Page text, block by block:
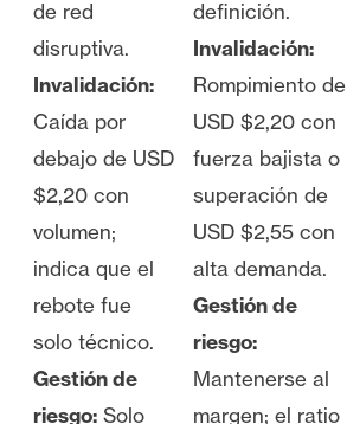
de red
disruptiva.
Invalidación:
Caída por
debajo de USD
$2,20 con
volumen;
indica que el
rebote fue
solo técnico.
Gestión de
riesgo: Solo
definición.
Invalidación:
Rompimiento de
USD $2,20 con
fuerza bajista o
superación de
USD $2,55 con
alta demanda.
Gestión de
riesgo:
Mantenerse al
margen; el ratio